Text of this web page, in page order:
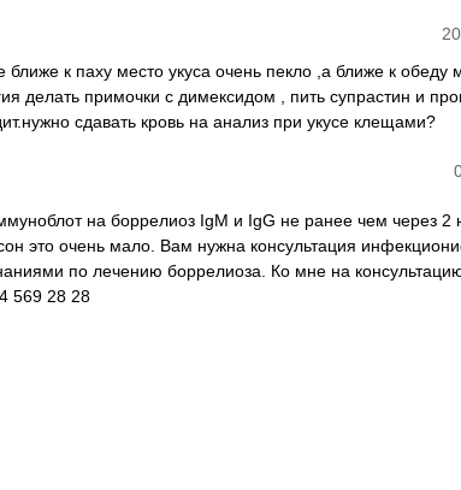
к паху место укуса очень пекло ,а ближе к обеду
делать примочки с димексидом , пить супрастин и
сдавать кровь на анализ при укусе клещами?
на боррелиоз IgM и IgG не ранее чем через 2
это очень мало. Вам нужна консультация
по лечению боррелиоза. Ко мне на
569 28 28